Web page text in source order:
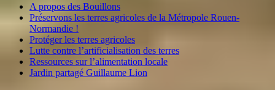
A propos des Bouillons
Préservons les terres agricoles de la Métropole Rouen-
Normandie !
Protéger les terres agricoles
Lutte contre l’artificialisation des terres
Ressources sur l’alimentation locale
Jardin partagé Guillaume Lion